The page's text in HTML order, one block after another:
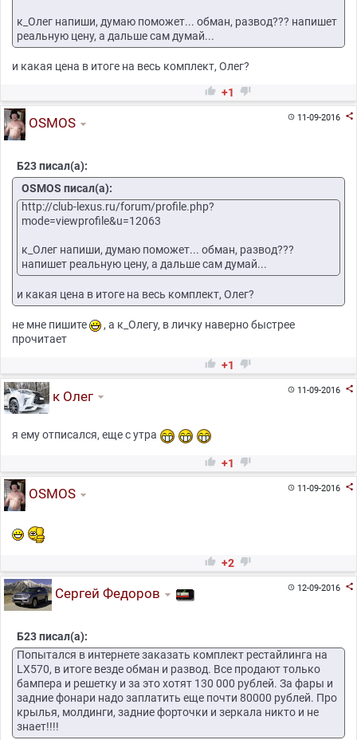
к_Олег напиши, думаю поможет... обман, развод??? напишет
реальную цену, а дальше сам думай...
и какая цена в итоге на весь комплект, Олег?
 +1 
11-09-2016 
OSMOS
Б23 писал(а):
OSMOS писал(а):
http://club-lexus.ru/forum/profile.php?
mode=viewprofile&u=12063
к_Олег напиши, думаю поможет... обман, развод???
напишет реальную цену, а дальше сам думай...
и какая цена в итоге на весь комплект, Олег?
не мне пишите
, а к_Олегу, в личку наверно быстрее
прочитает
 +1 
11-09-2016 
к Олег
я ему отписался, еще с утра
 +1 
11-09-2016 
OSMOS
 +2 
12-09-2016 
Сергей Федоров
Б23 писал(а):
Попытался в интернете заказать комплект рестайлинга на
LX570, в итоге везде обман и развод. Все продают только
бампера и решетку и за это хотят 130 000 рублей. За фары и
задние фонари надо заплатить еще почти 80000 рублей. Про
крылья, молдинги, задние форточки и зеркала никто и не
знает!!!!